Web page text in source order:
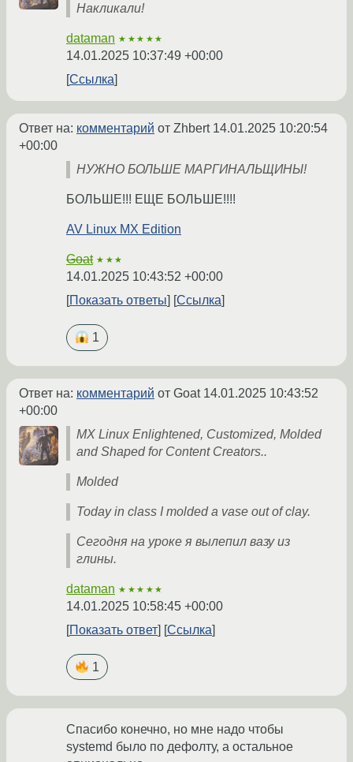
Накликали!
dataman ★★★★★
14.01.2025 10:37:49 +00:00
Ссылка
Ответ на: комментарий от Zhbert 14.01.2025 10:20:54
+00:00
НУЖНО БОЛЬШЕ МАРГИНАЛЬЩИНЫ!
БОЛЬШЕ!!! ЕЩЕ БОЛЬШЕ!!!!
AV Linux MX Edition
Goat ★★★
14.01.2025 10:43:52 +00:00
Показать ответы
Ссылка
1
Ответ на: комментарий от Goat 14.01.2025 10:43:52
+00:00
MX Linux Enlightened, Customized, Molded
and Shaped for Content Creators..
Molded
Today in class I molded a vase out of clay.
Сегодня на уроке я вылепил вазу из
глины.
dataman ★★★★★
14.01.2025 10:58:45 +00:00
Показать ответ
Ссылка
1
Спасибо конечно, но мне надо чтобы
systemd было по дефолту, а остальное